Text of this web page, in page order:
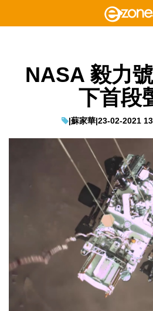
NASA 毅力
下首段
|蘇家華|23-02-2021